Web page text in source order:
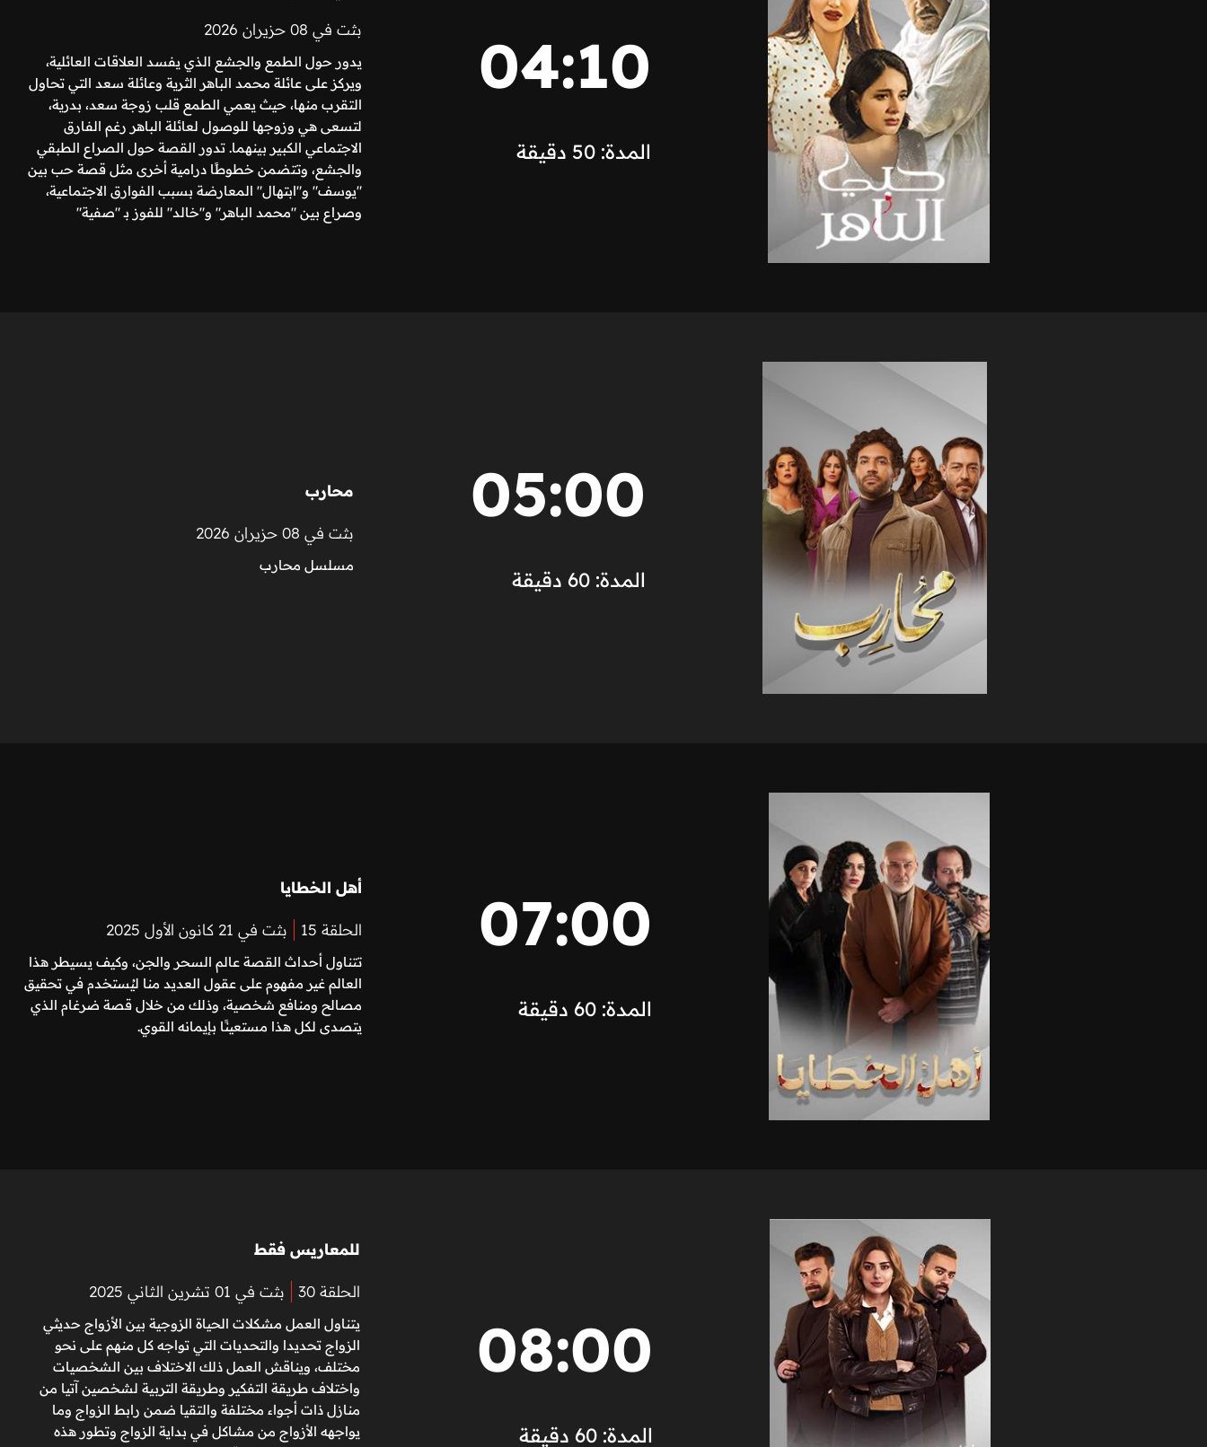
04:10
المدة: 50 دقيقة
بثت في 08 حزيران 2026
يدور حول الطمع والجشع الذي يفسد العلاقات العائلية،
ويركز على عائلة محمد الباهر الثرية وعائلة سعد التي تحاول
التقرب منها، حيث يعمي الطمع قلب زوجة سعد، بدرية،
لتسعى هي وزوجها للوصول لعائلة الباهر رغم الفارق
الاجتماعي الكبير بينهما. تدور القصة حول الصراع الطبقي
والجشع، وتتضمن خطوطًا درامية أخرى مثل قصة حب بين
"يوسف" و"ابتهال" المعارضة بسبب الفوارق الاجتماعية،
وصراع بين "محمد الباهر" و"خالد" للفوز بـ "صفية"
05:00
المدة: 60 دقيقة
محارب
بثت في 08 حزيران 2026
مسلسل محارب
07:00
المدة: 60 دقيقة
أهل الخطايا
الحلقة 15 بثت في 21 كانون الأول 2025
تتناول أحداث القصة عالم السحر والجن، وكيف يسيطر هذا
العالم غير مفهوم على عقول العديد منا ليُستخدم في تحقيق
مصالح ومنافع شخصية، وذلك من خلال قصة ضرغام الذي
يتصدى لكل هذا مستعينًا بإيمانه القوي.
08:00
المدة: 60 دقيقة
للمعاريس فقط
الحلقة 30 بثت في 01 تشرين الثاني 2025
يتناول العمل مشكلات الحياة الزوجية بين الأزواج حديثي
الزواج تحديدا والتحديات التي تواجه كل منهم على نحو
مختلف، ويناقش العمل ذلك الاختلاف بين الشخصيات
واختلاف طريقة التفكير وطريقة التربية لشخصين آتيا من
منازل ذات أجواء مختلفة والتقيا ضمن رابط الزواج وما
يواجهه الأزواج من مشاكل في بداية الزواج وتطور هذه